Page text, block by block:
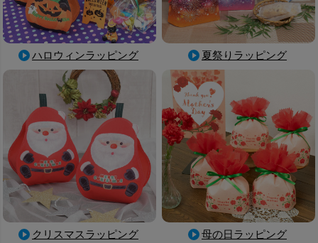
ハロウィンラッピング 夏祭りラッピング
クリスマスラッピング 母の日ラッピング